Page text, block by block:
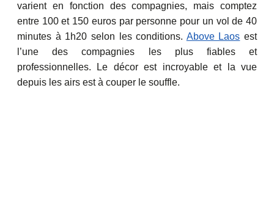
varient en fonction des compagnies, mais comptez
entre 100 et 150 euros par personne pour un vol de 40
minutes à 1h20 selon les conditions. Above Laos est
l’une des compagnies les plus fiables et
professionnelles. Le décor est incroyable et la vue
depuis les airs est à couper le souffle.